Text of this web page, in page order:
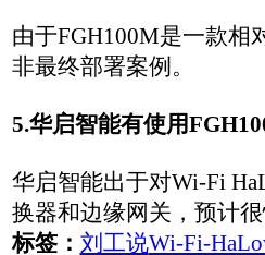
标签：刘工说
告别2025年，迎接2026年